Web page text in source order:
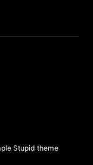
Stupid theme